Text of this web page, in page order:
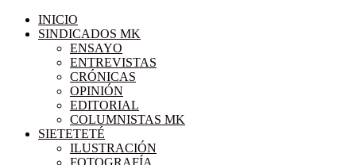
INICIO
SINDICADOS MK
ENSAYO
ENTREVISTAS
CRÓNICAS
OPINIÓN
EDITORIAL
COLUMNISTAS MK
SIETETETÉ
ILUSTRACIÓN
FOTOGRAFÍA